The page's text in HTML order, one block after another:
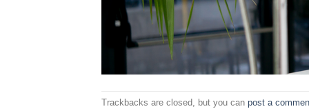
Trackbacks are closed, but you can post a